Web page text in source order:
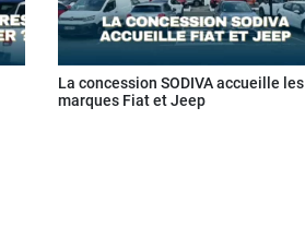
La concession SODIVA accueille les
marques Fiat et Jeep